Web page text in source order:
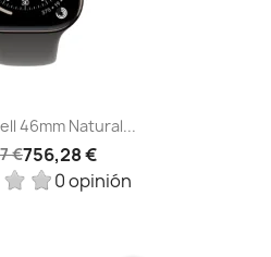
46mm Natural...
€756,28 €
0 opinión